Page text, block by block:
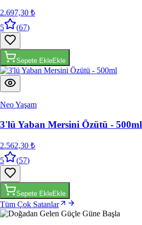
2.697,30 ₺
5
(67)
Sepete EkleEkle
Neo Yaşam
3'lü Yaban Mersini Özütü - 500ml
2.562,30 ₺
5
(57)
Sepete EkleEkle
Tüm Çok Satanlar